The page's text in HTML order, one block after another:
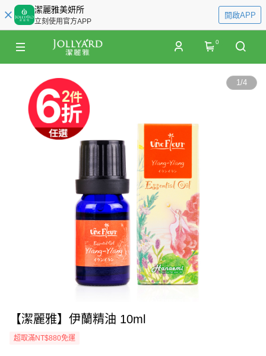
潔麗雅美妍所
立刻使用官方APP
開啟APP
0
1/4
【潔麗雅】伊蘭精油 10ml
超取滿NT$880免運